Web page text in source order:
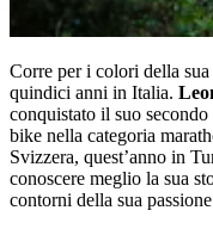
Corre per i colori della
quindici anni in Italia.
conquistato il suo
bike nella categoria
Svizzera, quest’anno in
conoscere meglio la sua
contorni della sua